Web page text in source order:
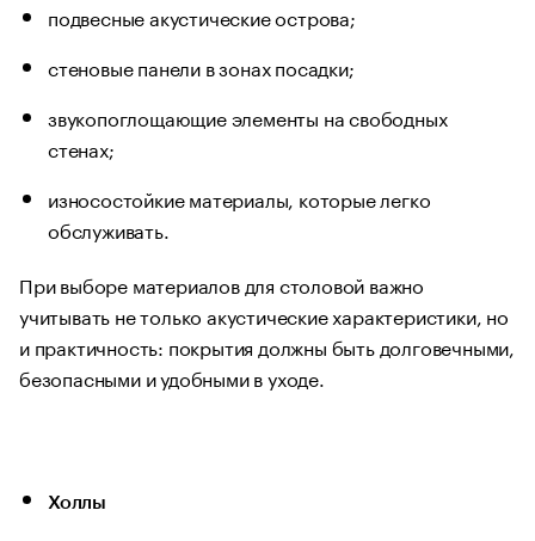
подвесные акустические острова;
стеновые панели в зонах посадки;
звукопоглощающие элементы на свободных
стенах;
износостойкие материалы, которые легко
обслуживать.
При выборе материалов для столовой важно
учитывать не только акустические характеристики, но
и практичность: покрытия должны быть долговечными,
безопасными и удобными в уходе.
Холлы